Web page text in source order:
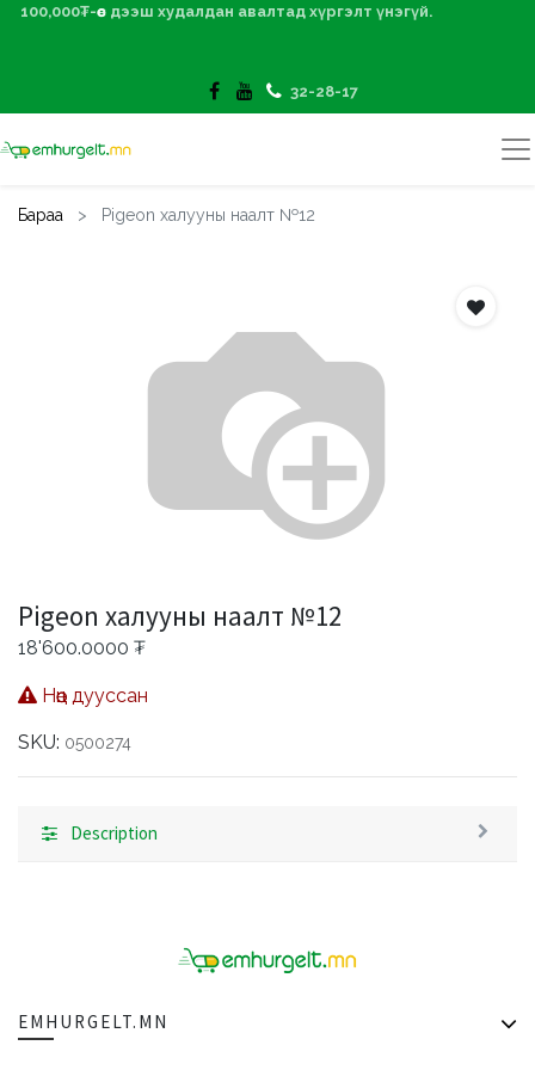
100,000₮-өөс дээш худалдан авалтад хүргэлт үнэгүй.
32-28-17
Бараа Pigeon халууны наалт №12
Pigeon халууны наалт №12
18'600.0000 ₮
Нөөц дууссан
SKU: 0500274
Description
EMHURGELT.MN